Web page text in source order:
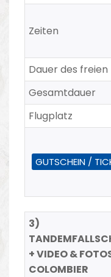
Zeiten
Dauer des freien
Gesamtdauer
Flugplatz
GUTSCHEIN /
3)
+ VIDEO &
COLOMBIER